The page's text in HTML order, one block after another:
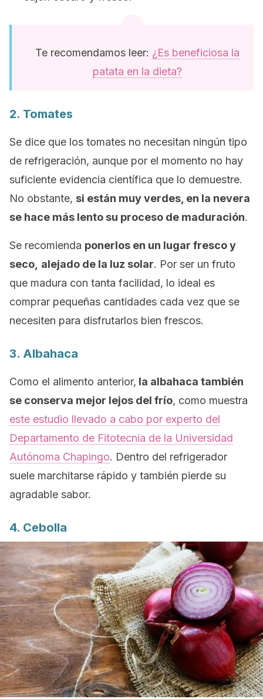
Te recomendamos leer: ¿Es beneficiosa la
patata en la dieta?
2. Tomates
Se dice que los tomates no necesitan ningún tipo
de refrigeración, aunque por el momento no hay
suficiente evidencia científica que lo demuestre.
No obstante, si están muy verdes, en la nevera
se hace más lento su proceso de maduración.
Se recomienda ponerlos en un lugar fresco y
seco, alejado de la luz solar. Por ser un fruto
que madura con tanta facilidad, lo ideal es
comprar pequeñas cantidades cada vez que se
necesiten para disfrutarlos bien frescos.
3. Albahaca
Como el alimento anterior, la albahaca también
se conserva mejor lejos del frío, como muestra
este estudio llevado a cabo por experto del
Departamento de Fitotecnia de la Universidad
Autónoma Chapingo. Dentro del refrigerador
suele marchitarse rápido y también pierde su
agradable sabor.
4. Cebolla